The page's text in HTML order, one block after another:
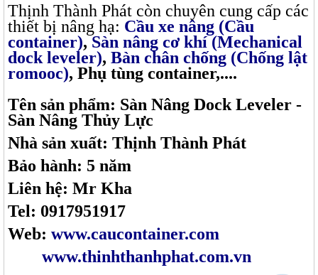
Thịnh Thành Phát còn chuyên cung cấp các
thiết bị nâng hạ: Cầu xe nâng (Cầu
container),Sàn nâng cơ khí (Mechanical
dock leveler), Bàn chân chống (Chống lật
romooc), Phụ tùng container,....
Tên sản phẩm: Sàn Nâng Dock Leveler -
Sàn Nâng Thủy Lực
Nhà sản xuất: Thịnh Thành Phát
Bảo hành: 5 năm
Liên hệ: Mr Kha
Tel: 0917951917
Web: www.caucontainer.com
www.thinhthanhphat.com.vn